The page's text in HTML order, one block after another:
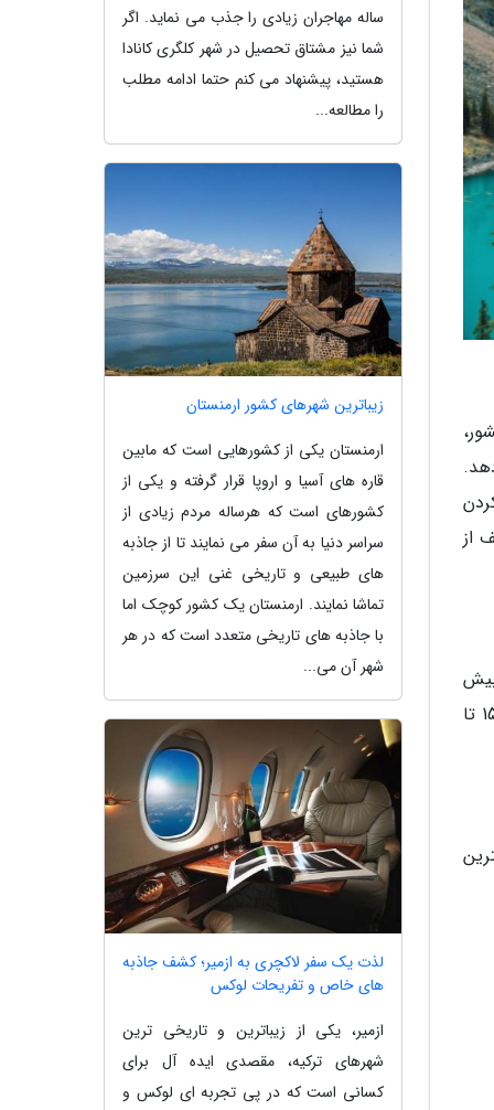
ملی کشور،
دهد.
ملی بنف از
بیش
از 2,000 محل چادرزنی در 14 اردوگاه کمپینگ جداگانه وجود دارند. هزینه کمپینگ در هر اردوگاه پارک فرق دارد و بین 15.70 تا
ساله مهاجران زیادی را جذب می نماید. اگر
شما نیز مشتاق تحصیل در شهر کلگری کانادا
هستید، پیشنهاد می کنم حتما ادامه مطلب
را مطالعه...
زیباترین شهرهای کشور ارمنستان
ارمنستان یکی از کشورهایی است که مابین
قاره های آسیا و اروپا قرار گرفته و یکی از
کشورهای است که هرساله مردم زیادی از
سراسر دنیا به آن سفر می نمایند تا از جاذبه
های طبیعی و تاریخی غنی این سرزمین
تماشا نمایند. ارمنستان یک کشور کوچک اما
با جاذبه های تاریخی متعدد است که در هر
شهر آن می...
لذت یک سفر لاکچری به ازمیر؛ کشف جاذبه
های خاص و تفریحات لوکس
ازمیر، یکی از زیباترین و تاریخی ترین
شهرهای ترکیه، مقصدی ایده آل برای
کسانی است که در پی تجربه ای لوکس و